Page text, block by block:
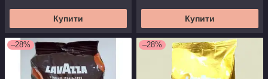
Купити Купити
–28% –28%